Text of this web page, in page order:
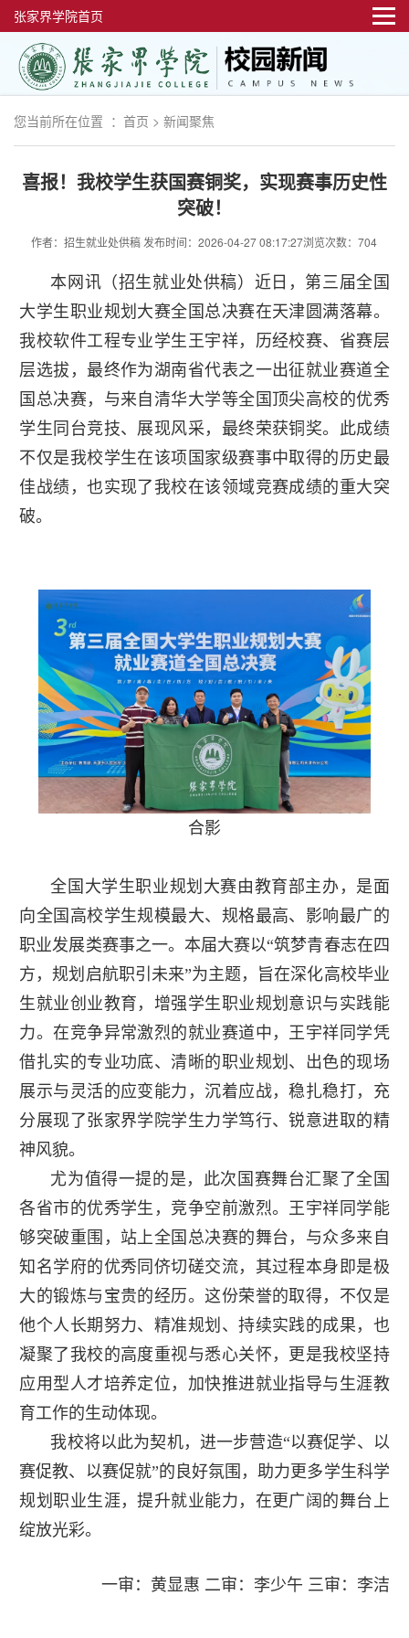
张家界学院首页
您当前所在位置 ： 首页 > 新闻聚焦
喜报！我校学生获国赛铜奖，实现赛事历史性
突破！
作者：招生就业处供稿 发布时间：2026-04-27 08:17:27浏览次数：704
本网讯（招生就业处供稿）近日，第三届全国
大学生职业规划大赛全国总决赛在天津圆满落幕。
我校软件工程专业学生王宇祥，历经校赛、省赛层
层选拔，最终作为湖南省代表之一出征就业赛道全
国总决赛，与来自清华大学等全国顶尖高校的优秀
学生同台竞技、展现风采，最终荣获铜奖。此成绩
不仅是我校学生在该项国家级赛事中取得的历史最
佳战绩，也实现了我校在该领域竞赛成绩的重大突
破。
合影
全国大学生职业规划大赛由教育部主办，是面
向全国高校学生规模最大、规格最高、影响最广的
职业发展类赛事之一。本届大赛以“筑梦青春志在四
方，规划启航职引未来”为主题，旨在深化高校毕业
生就业创业教育，增强学生职业规划意识与实践能
力。在竞争异常激烈的就业赛道中，王宇祥同学凭
借扎实的专业功底、清晰的职业规划、出色的现场
展示与灵活的应变能力，沉着应战，稳扎稳打，充
分展现了张家界学院学生力学笃行、锐意进取的精
神风貌。
尤为值得一提的是，此次国赛舞台汇聚了全国
各省市的优秀学生，竞争空前激烈。王宇祥同学能
够突破重围，站上全国总决赛的舞台，与众多来自
知名学府的优秀同侪切磋交流，其过程本身即是极
大的锻炼与宝贵的经历。这份荣誉的取得，不仅是
他个人长期努力、精准规划、持续实践的成果，也
凝聚了我校的高度重视与悉心关怀，更是我校坚持
应用型人才培养定位，加快推进就业指导与生涯教
育工作的生动体现。
我校将以此为契机，进一步营造“以赛促学、以
赛促教、以赛促就”的良好氛围，助力更多学生科学
规划职业生涯，提升就业能力，在更广阔的舞台上
绽放光彩。
一审：黄显惠 二审：李少午 三审：李洁